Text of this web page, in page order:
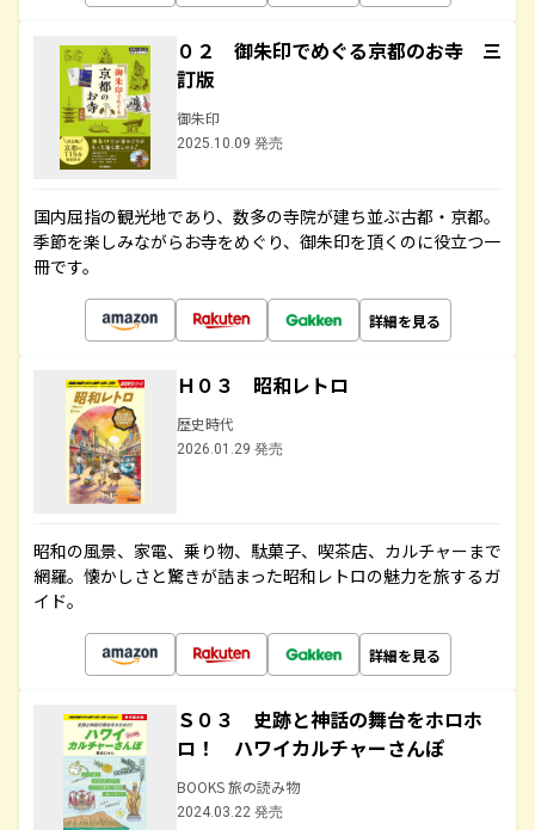
０２ 御朱印でめぐる京都のお寺 三
訂版
御朱印
2025.10.09 発売
国内屈指の観光地であり、数多の寺院が建ち並ぶ古都・京都。
季節を楽しみながらお寺をめぐり、御朱印を頂くのに役立つ一
冊です。
詳細を見る
Ｈ０３ 昭和レトロ
歴史時代
2026.01.29 発売
昭和の風景、家電、乗り物、駄菓子、喫茶店、カルチャーまで
網羅。懐かしさと驚きが詰まった昭和レトロの魅力を旅するガ
イド。
詳細を見る
Ｓ０３ 史跡と神話の舞台をホロホ
ロ！ ハワイカルチャーさんぽ
BOOKS 旅の読み物
2024.03.22 発売